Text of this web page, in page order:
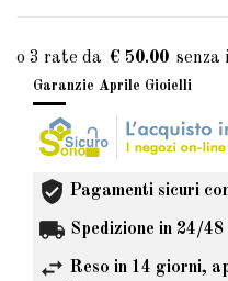
€ 50.00
Garanzie Aprile Gioielli
Pagamenti sicuri
Spedizione in 24/
Reso in 14 giorni,